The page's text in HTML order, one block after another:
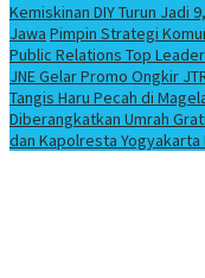
Kemiskinan DIY Turun Jadi
Jawa Pimpin Strategi
Public Relations Top
JNE Gelar Promo Ongkir
Tangis Haru Pecah di
Diberangkatkan Umrah
dan Kapolresta Yogyakarta